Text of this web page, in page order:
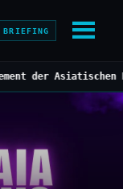
BRIEFING
Asiatischen